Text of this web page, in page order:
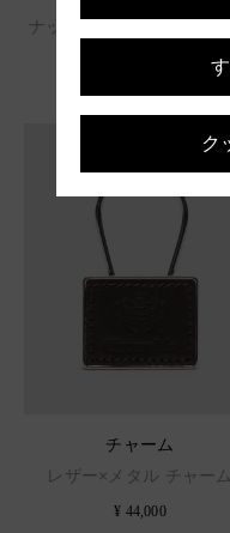
ク
ナッパレザーとメタルの傘
チャーム
レザー×メタル チャーム
¥ 44,000